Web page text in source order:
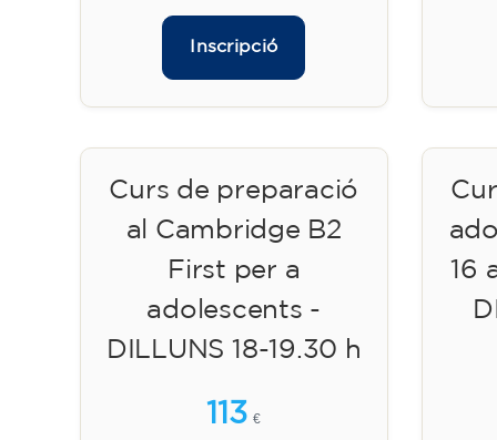
Inscripció
Curs de preparació
al Cambridge B2
First per a
adolescents -
DILLUNS 18-19.30 h
113 €
16